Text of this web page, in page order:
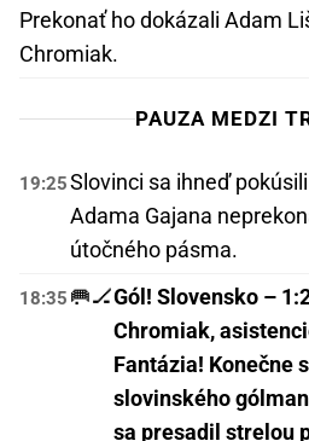
Prekonať ho dokázali Adam
Chromiak.
PAUZA MEDZI
19:25Slovinci sa ihneď
Adama Gajana
útočného pásma.
18:35 🥅🏒Gól! Slovensko –
Chromiak,
Fantázia! Konečne
slovinského
sa presadil strelou